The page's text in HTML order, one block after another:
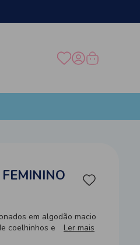
em algodão macio
coelhinhos e poás,
no dia a dia.
Ler mais